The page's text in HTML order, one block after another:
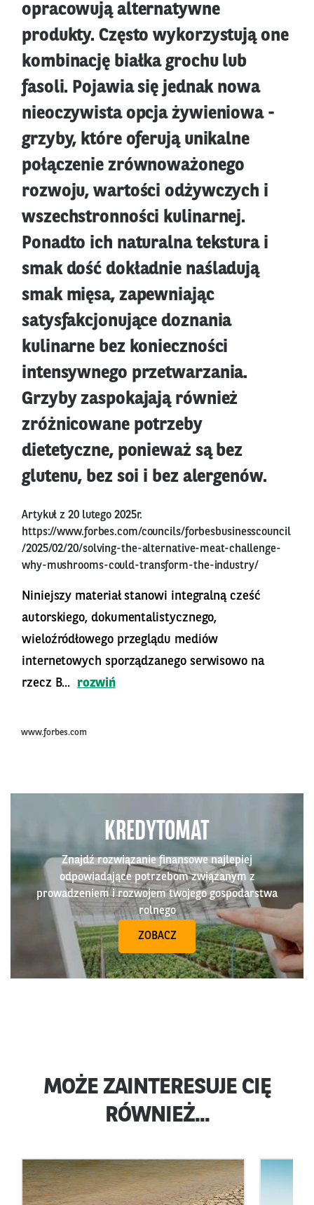
opracowują alternatywne
produkty. Często wykorzystują one
kombinację białka grochu lub
fasoli. Pojawia się jednak nowa
nieoczywista opcja żywieniowa -
grzyby, które oferują unikalne
połączenie zrównoważonego
rozwoju, wartości odżywczych i
wszechstronności kulinarnej.
Ponadto ich naturalna tekstura i
smak dość dokładnie naśladują
smak mięsa, zapewniając
satysfakcjonujące doznania
kulinarne bez konieczności
intensywnego przetwarzania.
Grzyby zaspokajają również
zróżnicowane potrzeby
dietetyczne, ponieważ są bez
glutenu, bez soi i bez alergenów.
Artykuł z 20 lutego 2025r.
https://www.forbes.com/councils/forbesbusinesscouncil
/2025/02/20/solving-the-alternative-meat-challenge-
why-mushrooms-could-transform-the-industry/
Niniejszy materiał stanowi integralną cześć
autorskiego, dokumentalistycznego,
wieloźródłowego przeglądu mediów
internetowych sporządzanego serwisowo na
rzecz B...
rozwiń
www.forbes.com
KREDYTOMAT
Znajdź rozwiązanie finansowe najlepiej
odpowiadające potrzebom związanym z
prowadzeniem i rozwojem twojego gospodarstwa
rolnego
ZOBACZ
MOŻE ZAINTERESUJE CIĘ
RÓWNIEŻ...